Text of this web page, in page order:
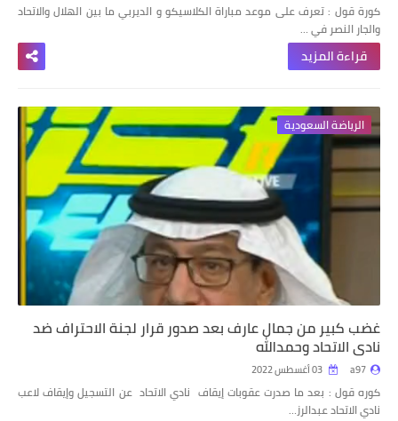
كورة قول : تعرف على موعد مباراة الكلاسيكو و الديربي ما بين الهلال والاتحاد
والجار النصر في …
قراءة المزيد
الرياضة السعودية
غضب كبير من جمال عارف بعد صدور قرار لجنة الاحتراف ضد
نادي الاتحاد وحمدالله
a97
كوره قول : بعد ما صدرت عقوبات إيقاف نادي الاتحاد عن التسجيل وإيقاف لاعب
نادي الاتحاد عبدالرز…